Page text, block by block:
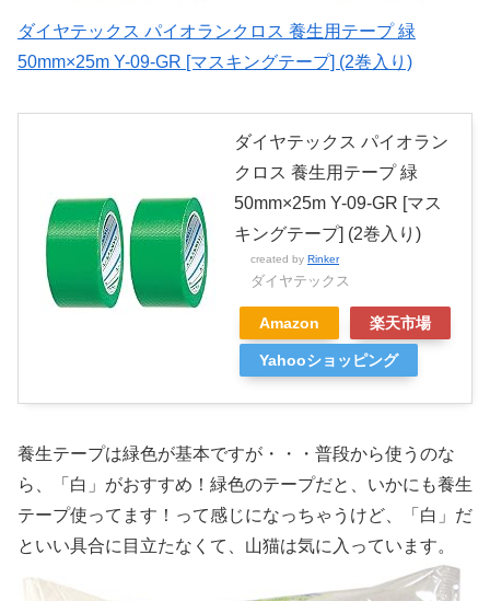
ダイヤテックス パイオランクロス 養生用テープ 緑
50mm×25m Y-09-GR [マスキングテープ] (2巻入り)
ダイヤテックス パイオラン
クロス 養生用テープ 緑
50mm×25m Y-09-GR [マス
キングテープ] (2巻入り)
created by Rinker
ダイヤテックス
Amazon 楽天市場
Yahooショッピング
養生テープは緑色が基本ですが・・・普段から使うのな
ら、「白」がおすすめ！緑色のテープだと、いかにも養生
テープ使ってます！って感じになっちゃうけど、「白」だ
といい具合に目立たなくて、山猫は気に入っています。